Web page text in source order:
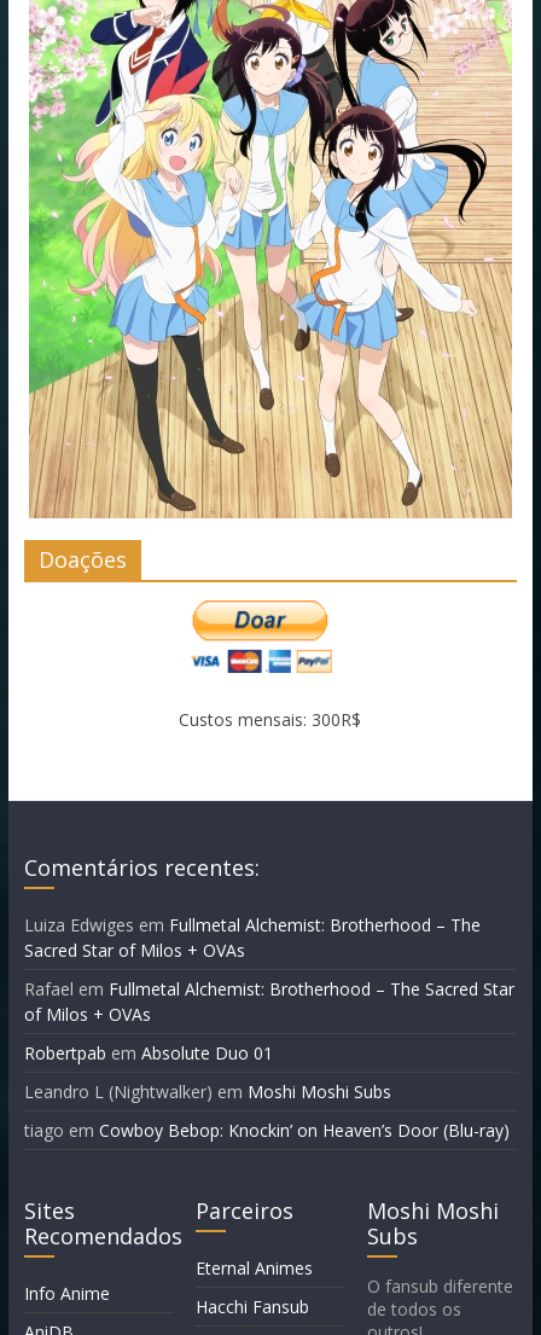
Doações
Custos mensais: 300R$
Comentários recentes:
Luiza Edwiges em Fullmetal Alchemist: Brotherhood – The
Sacred Star of Milos + OVAs
Rafael em Fullmetal Alchemist: Brotherhood – The Sacred Star
of Milos + OVAs
Robertpab em Absolute Duo 01
Leandro L (Nightwalker) em Moshi Moshi Subs
tiago em Cowboy Bebop: Knockin’ on Heaven’s Door (Blu-ray)
Sites
Recomendados
Info Anime
Parceiros
Eternal Animes
Hacchi Fansub
Moshi Moshi
Subs
O fansub diferente
de todos os